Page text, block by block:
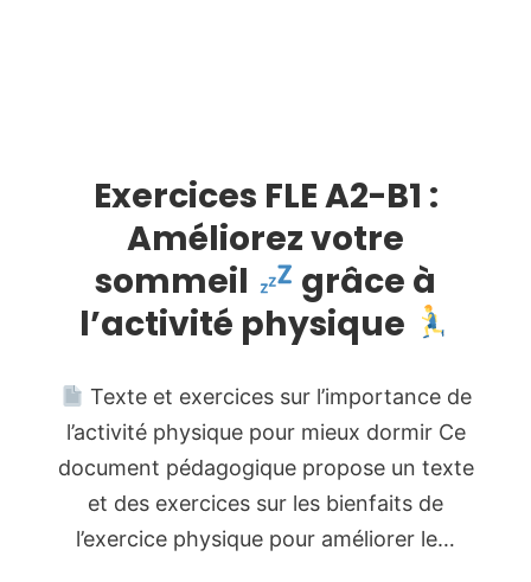
Exercices FLE A2-B1 :
Améliorez votre
sommeil
grâce à
l’activité physique
Texte et exercices sur l’importance de
l’activité physique pour mieux dormir Ce
document pédagogique propose un texte
et des exercices sur les bienfaits de
l’exercice physique pour améliorer le…